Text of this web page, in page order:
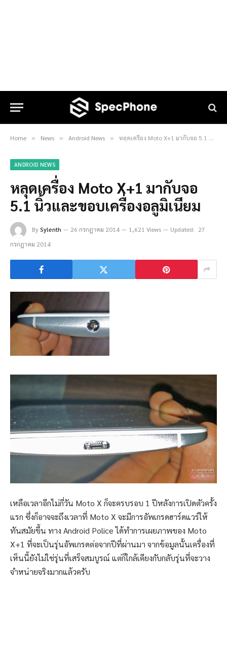
Home » News » Android News » หลุดเครื่อง Moto X+1 มากับจอ 5.1 นิ้วและขอบเครื่องอลูมิเนียม
ANDROID NEWS
หลุดเครื่อง Moto X+1 มากับจอ
5.1 นิ้วและขอบเครื่องอลูมิเนียม
BySylenth 26 กรกฎาคม 2014 1,621 Views Updated: 27
กรกฎาคม 2014
เหลือเวลาอีกไม่กี่วัน Moto X ก็จะครบรอบ 1 ปีหลังการเปิดตัวครั้ง
แรก ซึ่งก็อาจจะถึงเวลาที่ Moto X จะมีการอัพเกรดฮาร์ดแวร์ให้
ทันสมัยขึ้น ทาง Android Police ได้ทำการเผยภาพของ Moto
X+1 ที่จะเป็นรุ่นอัพเกรดต่อจากปีที่ผ่านมา จากข้อมูลนั้นเครื่องที่
เห็นนี้ยังไม่ใช่รุ่นที่เสร็จสมบูรณ์ แต่ก็ใกล้เคียงกับกลับรุ่นที่จะวาง
จำหน่ายจริงมากแล้วครับ